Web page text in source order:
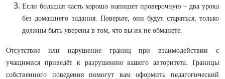
Если большая часть хорошо напишет проверочную – два урока
без домашнего задания. Поверьте, они будут стараться, только
должны быть уверены в том, что вы их не обманете.
Отсутствие или нарушение границ при взаимодействии с
учащимися приведёт к разрушению вашего авторитета. Границы
собственного поведения помогут вам оформить педагогический